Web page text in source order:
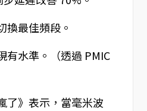
換最佳頻段。
有水準。（透過 PMIC
了》表示，當毫米波